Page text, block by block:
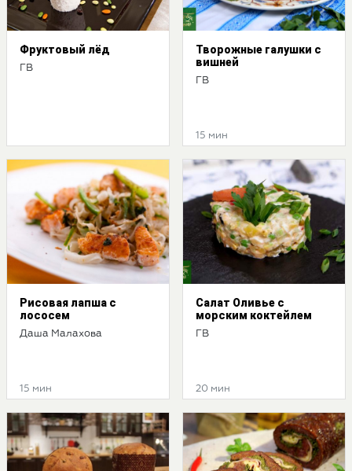
Фруктовый лёд
ГВ
Творожные галушки с
вишней
ГВ
15 мин
Рисовая лапша с
лососем
Даша Малахова
15 мин
Cалат Оливье с
морским коктейлем
ГВ
20 мин